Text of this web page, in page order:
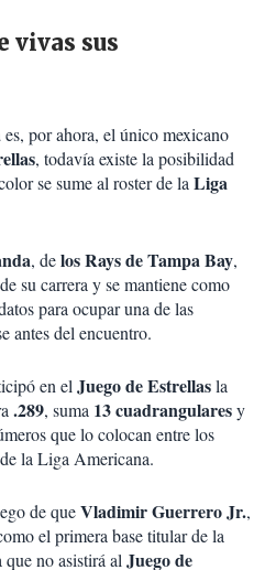
vivas sus
es, por ahora, el único mexicano
, todavía existe la posibilidad
se sume al roster de laLiga
, delos Rays de Tampa Bay,
su carrera y se mantiene como
para ocupar una de las
antes del encuentro.
en elJuego de Estrellasla
.289, suma 13 cuadrangularesy
que lo colocan entre los
la Liga Americana.
de queVladimir Guerrero Jr.,
el primera base titular de la
que no asistirá alJuego de